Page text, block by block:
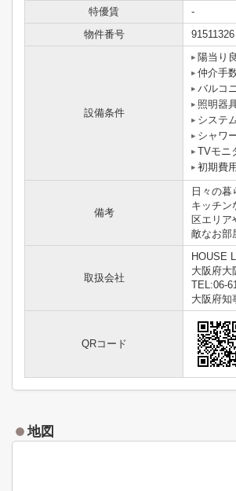
特優賃
-
物件番号
91511326
設備条件
陽当り
仲介手
バルコ
照明器
システ
シャワ
TVモニ
初期費
備考
日々の
キッチン
区エリア
敵なお部
取扱会社
HOUSE
大阪府大
TEL:06-
大阪府知
QRコード
地図